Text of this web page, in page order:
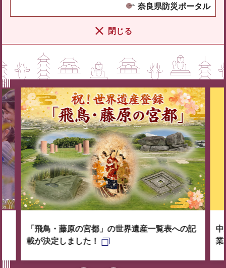
奈良県防災ポータル
閉じる
「飛鳥・藤原の宮都」の世界遺産一覧表への記
載が決定しました！
中
業